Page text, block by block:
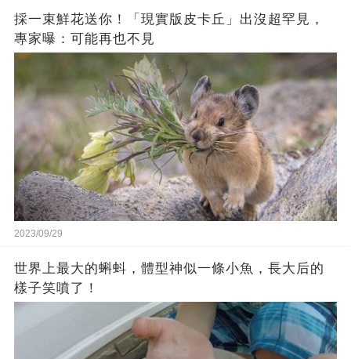
採一束鮮花送你！「現實版皮卡丘」出沒超罕見，
專家曝：可能再也不見
2023/09/29
世界上最大的蝌蚪，體型神似一條小魚，長大后的
樣子笑噴了！